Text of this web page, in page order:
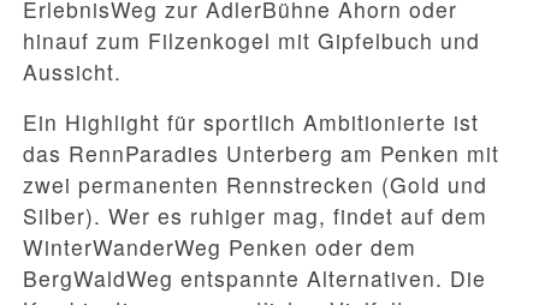
ErlebnisWeg zur AdlerBühne Ahorn oder
hinauf zum Filzenkogel mit Gipfelbuch und
Aussicht.
Ein Highlight für sportlich Ambitionierte ist
das RennParadies Unterberg am Penken mit
zwei permanenten Rennstrecken (Gold und
Silber). Wer es ruhiger mag, findet auf dem
WinterWanderWeg Penken oder dem
BergWaldWeg entspannte Alternativen. Die